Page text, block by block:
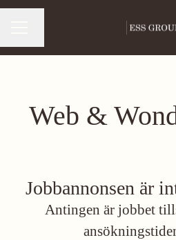
Web &
Jobbannonsen är
Antingen är jobbet